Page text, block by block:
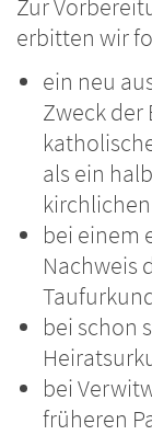
Zur
erbitten wir
ein neu
Zweck
als ein
bei einem
Nachweis
bei schon
bei
früheren